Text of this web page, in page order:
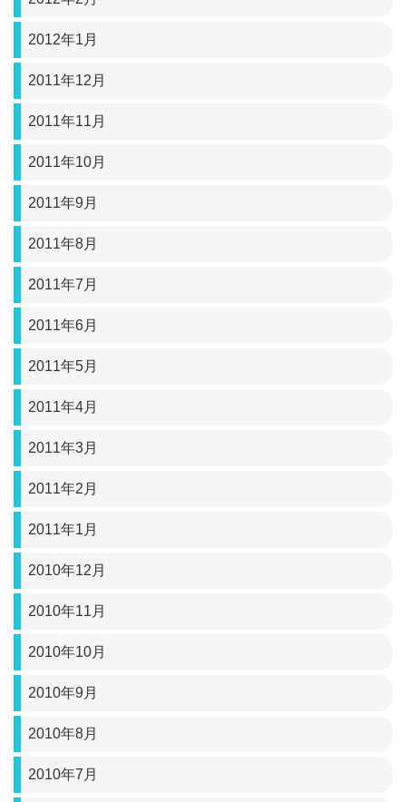
2012年1月
2011年12月
2011年11月
2011年10月
2011年9月
2011年8月
2011年7月
2011年6月
2011年5月
2011年4月
2011年3月
2011年2月
2011年1月
2010年12月
2010年11月
2010年10月
2010年9月
2010年8月
2010年7月